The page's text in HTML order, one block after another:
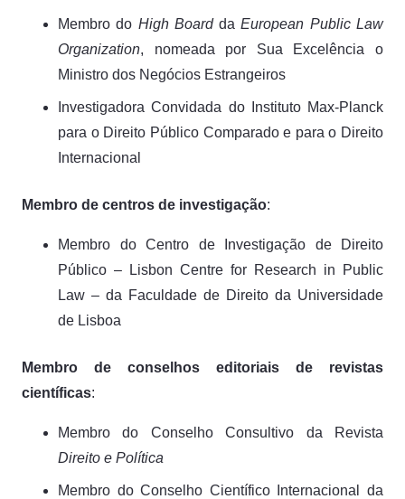
Membro do High BoarddaEuropean Public Law
Organization, nomeada por Sua Excelência o
Ministro dos Negócios Estrangeiros
Investigadora Convidada do Instituto Max-Planck
para o Direito Público Comparado e para o Direito
Internacional
Membro de centros de investigação:
Membro do Centro de Investigação de Direito
Público – Lisbon Centre for Research in Public
Law – da Faculdade de Direito da Universidade
de Lisboa
Membro de conselhos editoriais de revistas
científicas:
Membro do Conselho Consultivo da Revista
Direito e Política
Membro do Conselho Científico Internacional da